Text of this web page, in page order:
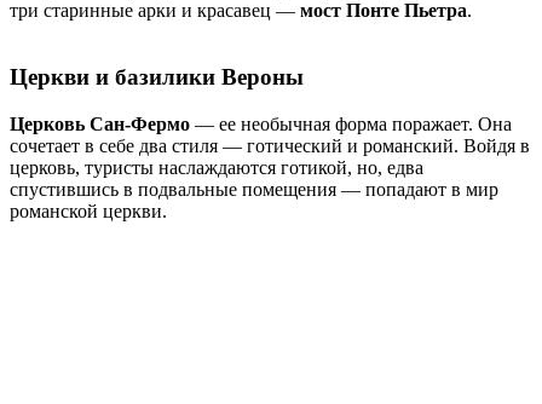
три старинные арки и красавец — мост Понте Пьетра.
Церкви и базилики Вероны
Церковь Сан-Фермо — ее необычная форма поражает. Она
сочетает в себе два стиля — готический и романский. Войдя в
церковь, туристы наслаждаются готикой, но, едва
спустившись в подвальные помещения — попадают в мир
романской церкви.